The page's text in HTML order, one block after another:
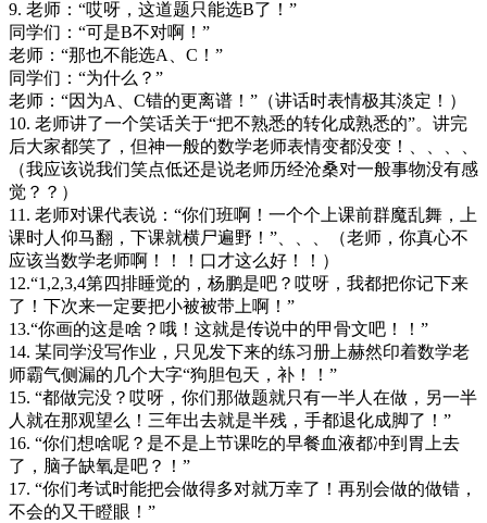
9. 老师：“哎呀，这道题只能选B了！”
同学们：“可是B不对啊！”
老师：“那也不能选A、C！”
同学们：“为什么？”
老师：“因为A、C错的更离谱！”（讲话时表情极其淡定！）
10. 老师讲了一个笑话关于“把不熟悉的转化成熟悉的”。讲完
后大家都笑了，但神一般的数学老师表情变都没变！、、、、
（我应该说我们笑点低还是说老师历经沧桑对一般事物没有感
觉？？）
11. 老师对课代表说：“你们班啊！一个个上课前群魔乱舞，上
课时人仰马翻，下课就横尸遍野！”、、、（老师，你真心不
应该当数学老师啊！！！口才这么好！！）
12.“1,2,3,4第四排睡觉的，杨鹏是吧？哎呀，我都把你记下来
了！下次来一定要把小被被带上啊！”
13.“你画的这是啥？哦！这就是传说中的甲骨文吧！！”
14. 某同学没写作业，只见发下来的练习册上赫然印着数学老
师霸气侧漏的几个大字“狗胆包天，补！！”
15. “都做完没？哎呀，你们那做题就只有一半人在做，另一半
人就在那观望么！三年出去就是半残，手都退化成脚了！”
16. “你们想啥呢？是不是上节课吃的早餐血液都冲到胃上去
了，脑子缺氧是吧？！”
17. “你们考试时能把会做得多对就万幸了！再别会做的做错，
不会的又干瞪眼！”